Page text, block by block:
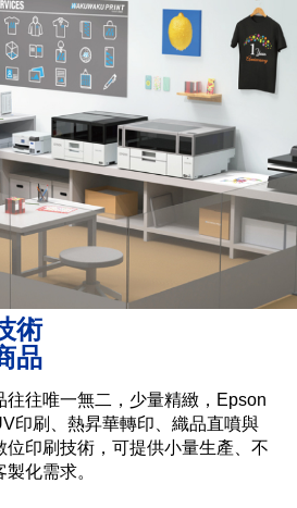
術
品
往往唯一無二，少量精緻，Epson
印刷、熱昇華轉印、織品直噴與
位印刷技術，可提供小量生產、不
化需求。